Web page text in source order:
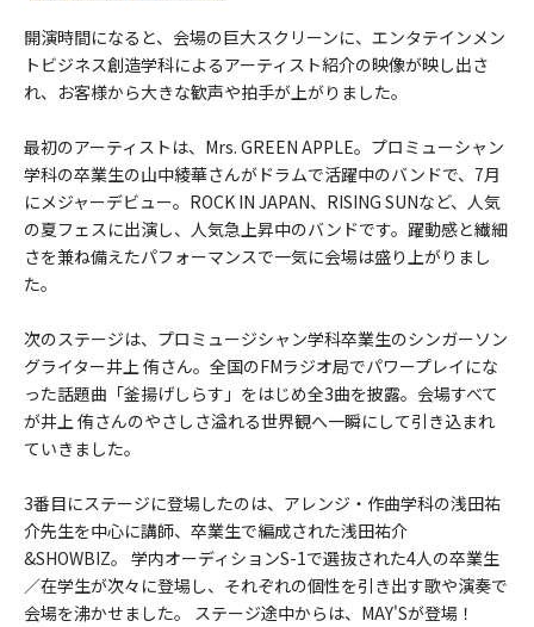
開演時間になると、会場の巨大スクリーンに、エンタテインメン
トビジネス創造学科によるアーティスト紹介の映像が映し出さ
れ、お客様から大きな歓声や拍手が上がりました。
最初のアーティストは、Mrs. GREEN APPLE。プロミューシャン
学科の卒業生の山中綾華さんがドラムで活躍中のバンドで、7月
にメジャーデビュー。ROCK IN JAPAN、RISING SUNなど、人気
の夏フェスに出演し、人気急上昇中のバンドです。躍動感と繊細
さを兼ね備えたパフォーマンスで一気に会場は盛り上がりまし
た。
次のステージは、プロミュージシャン学科卒業生のシンガーソン
グライター井上 侑さん。全国のFMラジオ局でパワープレイにな
った話題曲「釜揚げしらす」をはじめ全3曲を披露。会場すべて
が井上 侑さんのやさしさ溢れる世界観へ一瞬にして引き込まれ
ていきました。
3番目にステージに登場したのは、アレンジ・作曲学科の浅田祐
介先生を中心に講師、卒業生で編成された浅田祐介
&SHOWBIZ。 学内オーディションS-1で選抜された4人の卒業生
／在学生が次々に登場し、それぞれの個性を引き出す歌や演奏で
会場を沸かせました。 ステージ途中からは、MAY'Sが登場！